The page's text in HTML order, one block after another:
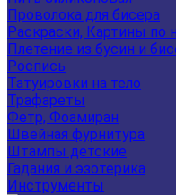
Проволока для бисера
Раскраски, Картины по
Плетение из бусин и
Роспись
Татуировки на тело
Трафареты
Фетр, Фоамиран
Швейная фурнитура
Штампы детские
Гадания и эзотерика
Инструменты